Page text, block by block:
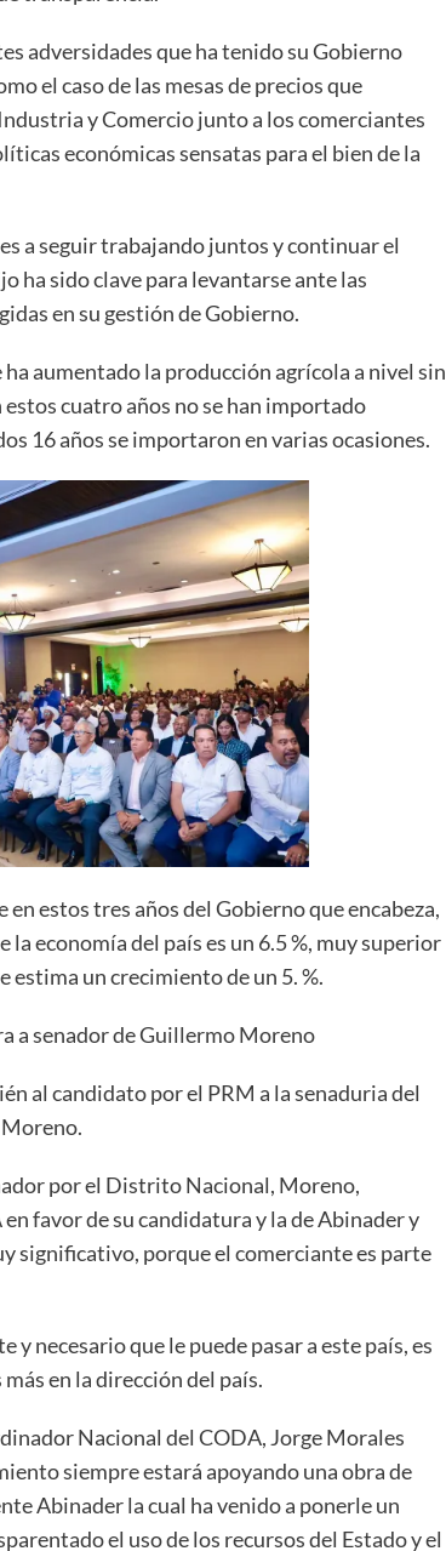
adversidades que ha tenido su Gobierno
el caso de las mesas de precios que
y Comercio junto a los comerciantes
económicas sensatas para el bien de la
a seguir trabajando juntos y continuar el
ha sido clave para levantarse ante las
en su gestión de Gobierno.
aumentado la producción agrícola a nivel sin
cuatro años no se han importado
16 años se importaron en varias ocasiones.
estos tres años del Gobierno que encabeza,
economía del país es un 6.5 %, muy superior
estima un crecimiento de un 5. %.
a senador de Guillermo Moreno
al candidato por el PRM a la senaduria del
por el Distrito Nacional, Moreno,
favor de su candidatura y la de Abinader y
significativo, porque el comerciante es parte
necesario que le puede pasar a este país, es
en la dirección del país.
Nacional del CODA, Jorge Morales
siempre estará apoyando una obra de
Abinader la cual ha venido a ponerle un
el uso de los recursos del Estado y el